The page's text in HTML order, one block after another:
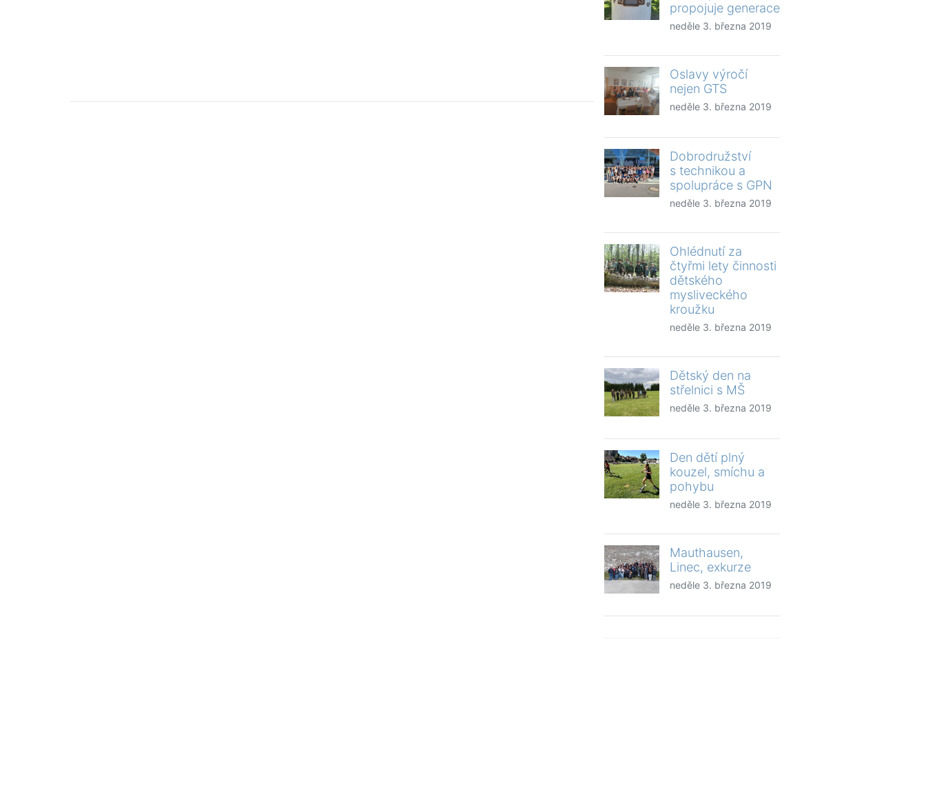
propojuje generace
neděle 3. března 2019
Oslavy výročí
nejen GTS
neděle 3. března 2019
Dobrodružství
s technikou a
spolupráce s GPN
neděle 3. března 2019
Ohlédnutí za
čtyřmi lety činnosti
dětského
mysliveckého
kroužku
neděle 3. března 2019
Dětský den na
střelnici s MŠ
neděle 3. března 2019
Den dětí plný
kouzel, smíchu a
pohybu
neděle 3. března 2019
Mauthausen,
Linec, exkurze
neděle 3. března 2019